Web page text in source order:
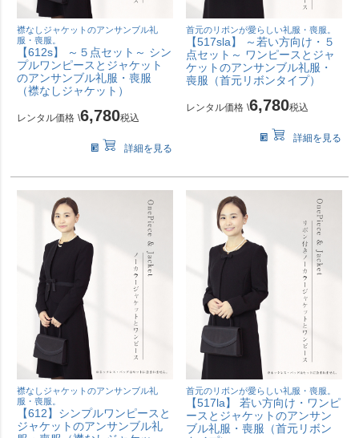
襟なしジャケットのアンサンブル礼
服・喪服。
【612s】 ～５点セット～ シン
プルワンピースとジャケット
のアンサンブル礼服・喪服
（襟なしジャケット）
レンタル価格 \6,780税込
詳細を見る
首元のリボンが愛らしい礼服・喪服。
【517sla】 ～若い方向け・５
点セット～ ワンピースとジャ
ケットのアンサンブル礼服・
喪服（首元リボンタイプ）
レンタル価格 \6,780税込
詳細を見る
襟なしジャケットのアンサンブル礼
服・喪服。
【612】シンプルワンピースと
ジャケットのアンサンブル礼
首元のリボンが愛らしい礼服・喪服。
【517la】 若い方向け・ワンピ
ースとジャケットのアンサン
ブル礼服・喪服（首元リボン